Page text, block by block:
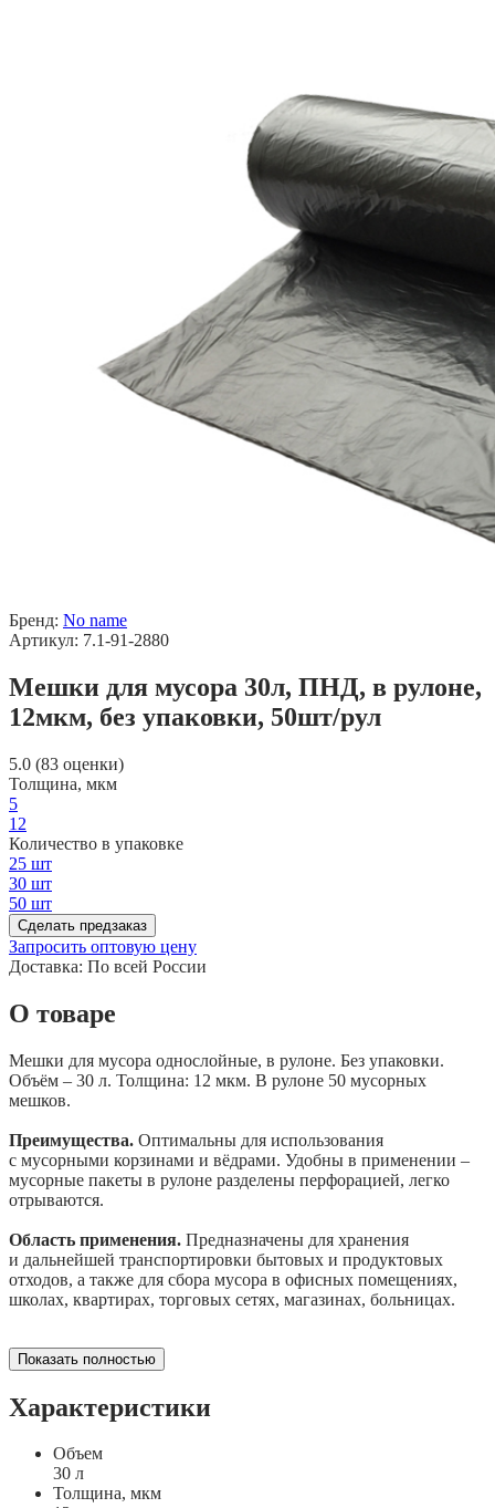
Бренд: No name
Артикул: 7.1-91-2880
Мешки для мусора 30л, ПНД, в рулоне,
12мкм, без упаковки, 50шт/рул
5.0 (83 оценки)
Толщина, мкм
5
12
Количество в упаковке
25 шт
30 шт
50 шт
Сделать предзаказ
Запросить оптовую цену
Доставка: По всей России
О товаре
Мешки для мусора однослойные, в рулоне. Без упаковки.
Объём – 30 л. Толщина: 12 мкм. В рулоне 50 мусорных
мешков.
Преимущества. Оптимальны для использования
с мусорными корзинами и вёдрами. Удобны в применении –
мусорные пакеты в рулоне разделены перфорацией, легко
отрываются.
Область применения. Предназначены для хранения
и дальнейшей транспортировки бытовых и продуктовых
отходов, а также для сбора мусора в офисных помещениях,
школах, квартирах, торговых сетях, магазинах, больницах.
Показать полностью
Характеристики
Объем
30 л
Толщина, мкм